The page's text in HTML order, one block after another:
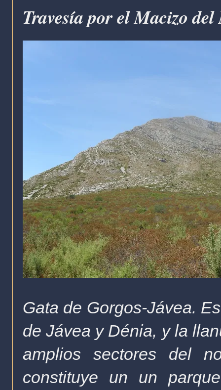
Travesía por el Macizo
Gata de Gorgos-Jávea.
de Jávea y Dénia, y la
amplios sectores del
constituye un un